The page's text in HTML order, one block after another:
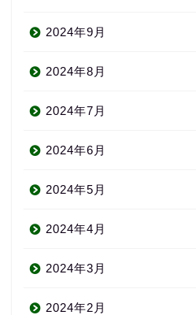
2024年9月
2024年8月
2024年7月
2024年6月
2024年5月
2024年4月
2024年3月
2024年2月